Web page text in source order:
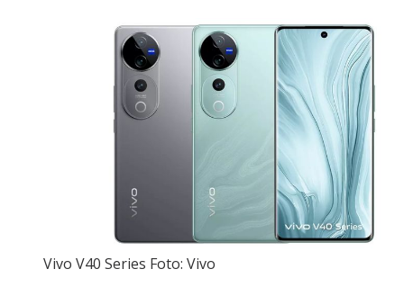
Vivo V40 Series Foto: Vivo